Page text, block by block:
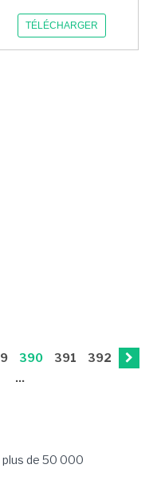
TÉLÉCHARGER
390 391
392
...
de 50 000